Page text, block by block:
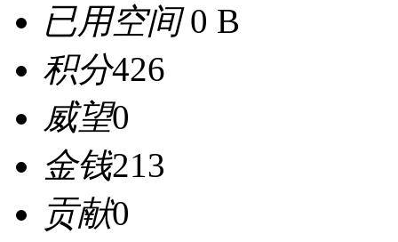
已用空间0 B
积分426
威望0
金钱213
贡献0